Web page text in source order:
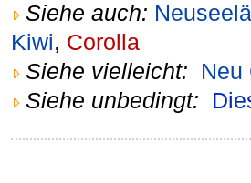
Siehe auch:
Kiwi, Corolla
Siehe vielleicht:
Neu
Siehe unbedingt: